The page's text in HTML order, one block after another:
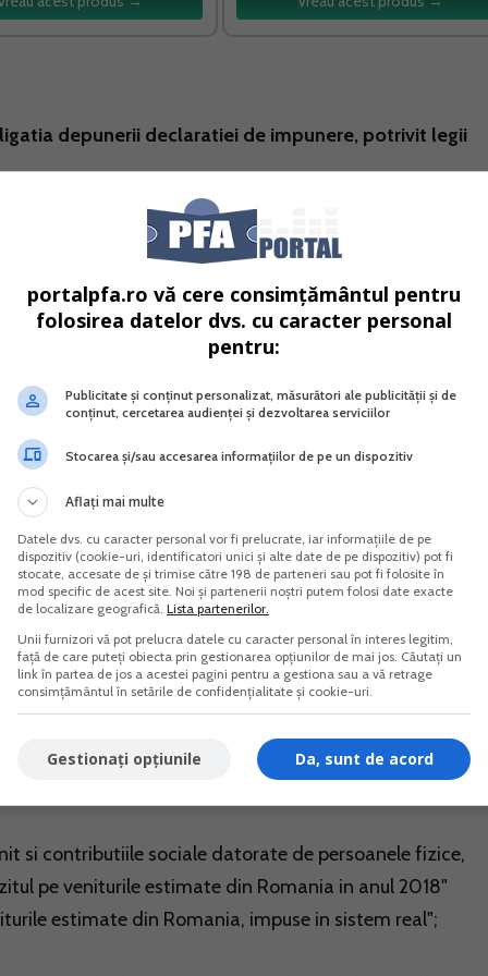
depunerii declaratiei de impunere, potrivit legii
persoanelor fizice care au obligatia depunerii
evidenta fiscala constituita pe baza:
unica privind veniturile estimate;
intermediarii/societatile de administrare a
prin formularele 204 si 205, dupa caz,
Agentia Nationala de Administrare Fiscala si
din strainatate pentru care exista obligatia
in vedere informatiile obtinute in baza schimbului de
Fiscala si autoritati fiscale din strainatate prin
Exchange of Information" (AEOI), incepand cu
surse de informatii, dupa caz:
si contributiile sociale datorate de persoanele fizice,
pe veniturile estimate din Romania in anul 2018"
estimate din Romania, impuse in sistem real";
portalpfa.ro vă cere consimțământul pentru
folosirea datelor dvs. cu caracter personal
pentru:
Publicitate și conținut personalizat, măsurători ale publicității și de
conținut, cercetarea audienței și dezvoltarea serviciilor
Stocarea și/sau accesarea informațiilor de pe un dispozitiv
Aflați mai multe
Datele dvs. cu caracter personal vor fi prelucrate, iar informațiile de pe
dispozitiv (cookie-uri, identificatori unici și alte date de pe dispozitiv) pot fi
stocate, accesate de și trimise către 198 de parteneri sau pot fi folosite în
mod specific de acest site. Noi și partenerii noștri putem folosi date exacte
de localizare geografică. Lista partenerilor.
Unii furnizori vă pot prelucra datele cu caracter personal în interes legitim,
față de care puteți obiecta prin gestionarea opțiunilor de mai jos. Căutați un
link în partea de jos a acestei pagini pentru a gestiona sau a vă retrage
consimțământul în setările de confidențialitate și cookie-uri.
Da, sunt de acord
Gestionați opțiunile